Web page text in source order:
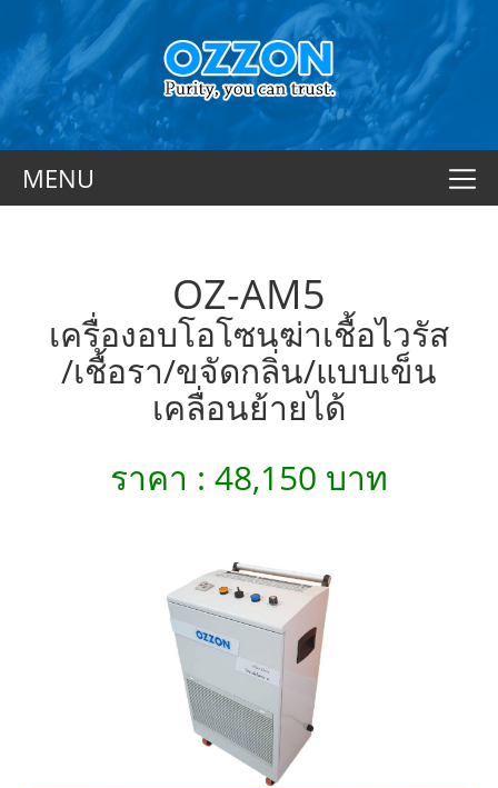
MENU
OZ-AM5
เครื่องอบโอโซนฆ่าเชื้อไวรัส
/เชื้อรา/ขจัดกลิ่น/แบบเข็น
เคลื่อนย้ายได้
ราคา : 48,150 บาท